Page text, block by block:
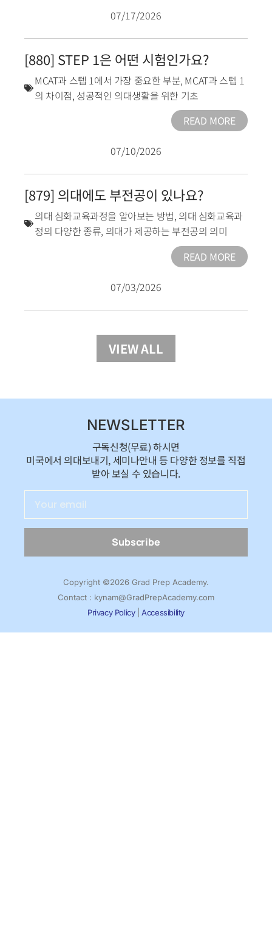
07/17/2026
[880] STEP 1은 어떤 시험인가요?
MCAT과 스텝 1에서 가장 중요한 부분, MCAT과 스텝 1
의 차이점, 성공적인 의대생활을 위한 기초
READ MORE
07/10/2026
[879] 의대에도 부전공이 있나요?
의대 심화교육과정을 알아보는 방법, 의대 심화교육과
정의 다양한 종류, 의대가 제공하는 부전공의 의미
READ MORE
07/03/2026
VIEW ALL
NEWSLETTER
구독신청(무료) 하시면
미국에서 의대보내기, 세미나안내 등 다양한 정보를 직접
받아 보실 수 있습니다.
Subscribe
Copyright ©2026 Grad Prep Academy.
Contact : kynam@GradPrepAcademy.com
Privacy Policy|Accessibility